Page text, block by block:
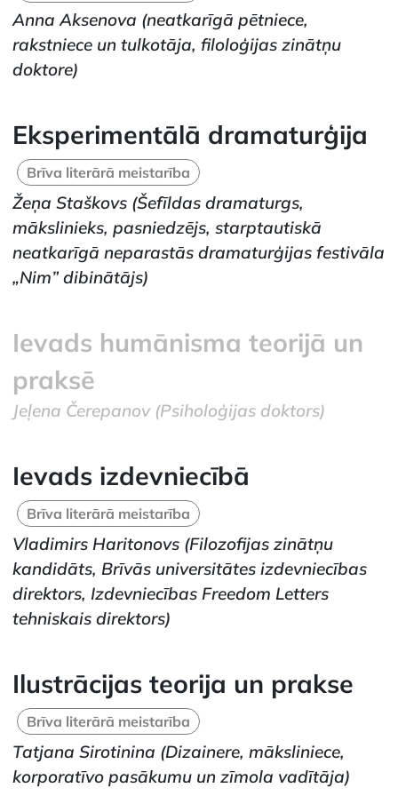
Anna Aksenova (neatkarīgā pētniece,
rakstniece un tulkotāja, filoloģijas zinātņu
doktore)
Eksperimentālā dramaturģija
Brīva literārā meistarība
Žeņa Staškovs (Šefīldas dramaturgs,
mākslinieks, pasniedzējs, starptautiskā
neatkarīgā neparastās dramaturģijas festivāla
„Nim” dibinātājs)
Ievads humānisma teorijā un
praksē
Jeļena Čerepanov(Psiholoģijas doktors)
Ievads izdevniecībā
Brīva literārā meistarība
Vladimirs Haritonovs (Filozofijas zinātņu
kandidāts, Brīvās universitātes izdevniecības
direktors, Izdevniecības Freedom Letters
tehniskais direktors)
Ilustrācijas teorija un prakse
Brīva literārā meistarība
Tatjana Sirotinina (Dizainere, māksliniece,
korporatīvo pasākumu un zīmola vadītāja)